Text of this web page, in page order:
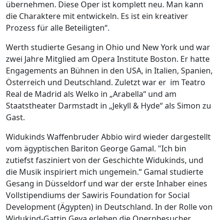
übernehmen. Diese Oper ist komplett neu. Man kann
die Charaktere mit entwickeln. Es ist ein kreativer
Prozess für alle Beteiligten“.
Werth studierte Gesang in Ohio und New York und war
zwei Jahre Mitglied am Opera Institute Boston. Er hatte
Engagements an Bühnen in den USA, in Italien, Spanien,
Österreich und Deutschland. Zuletzt war er im Teatro
Real de Madrid als Welko in „Arabella“ und am
Staatstheater Darmstadt in „Jekyll & Hyde“ als Simon zu
Gast.
Widukinds Waffenbruder Abbio wird wieder dargestellt
vom ägyptischen Bariton George Gamal. "Ich bin
zutiefst fasziniert von der Geschichte Widukinds, und
die Musik inspiriert mich ungemein.“ Gamal studierte
Gesang in Düsseldorf und war der erste Inhaber eines
Vollstipendiums der Sawiris Foundation for Social
Development (Ägypten) in Deutschland. In der Rolle von